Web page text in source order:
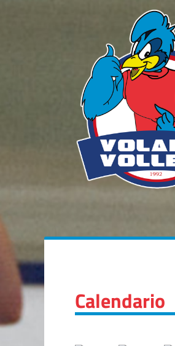
Calendario